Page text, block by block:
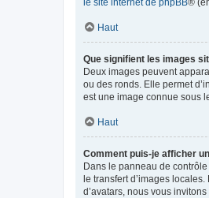
Haut
Que signifient les images
Deux images peuvent
ou des ronds. Elle permet
est une image connue sous
Haut
Comment puis-je afficher
Dans le panneau de
le transfert d’images
d’avatars, nous vous